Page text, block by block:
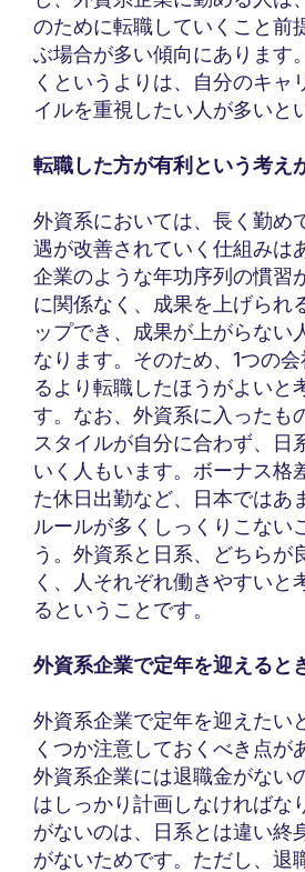
のために転職していくこと前
ぶ場合が多い傾向にあります
くというよりは、自分のキャ
イルを重視したい人が多いと
転職した方が有利という考え
外資系においては、長く勤め
遇が改善されていく仕組みは
企業のような年功序列の慣習
に関係なく、成果を上げられ
ップでき、成果が上がらない
なります。そのため、1つの
るより転職したほうがよいと
す。なお、外資系に入ったも
スタイルが自分に合わず、日
いく人もいます。ボーナス格
た休日出勤など、日本ではあ
ルールが多くしっくりこない
う。外資系と日系、どちらが
く、人それぞれ働きやすいと
るということです。
外資系企業で定年を迎えると
外資系企業で定年を迎えたい
くつか注意しておくべき点が
外資系企業には退職金がない
はしっかり計画しなければな
がないのは、日系とは違い終
がないためです。ただし、退